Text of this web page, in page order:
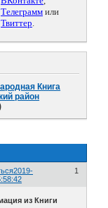
Телеграмм или
Твиттер.
Книга
район
1
2019-
из Книги